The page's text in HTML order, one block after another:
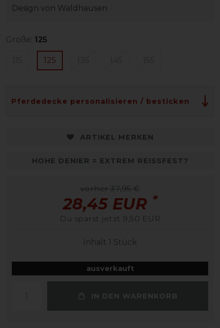
Design von Waldhausen
Größe: 125
125
Pferdedecke personalisieren / besticken
ARTIKEL MERKEN
HOHE DENIER = EXTREM REISSFEST?
vorher 37,95 €
28,45 EUR *
Du sparst jetzt 9,50 EUR
Inhalt 1 Stück
ausverkauft
IN DEN WARENKORB